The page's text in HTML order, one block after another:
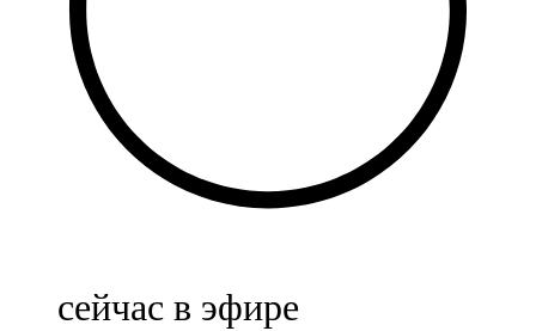
104,9 FM
Баулы
107,5 FM
Биләр
Болгар
сейчас в эфире